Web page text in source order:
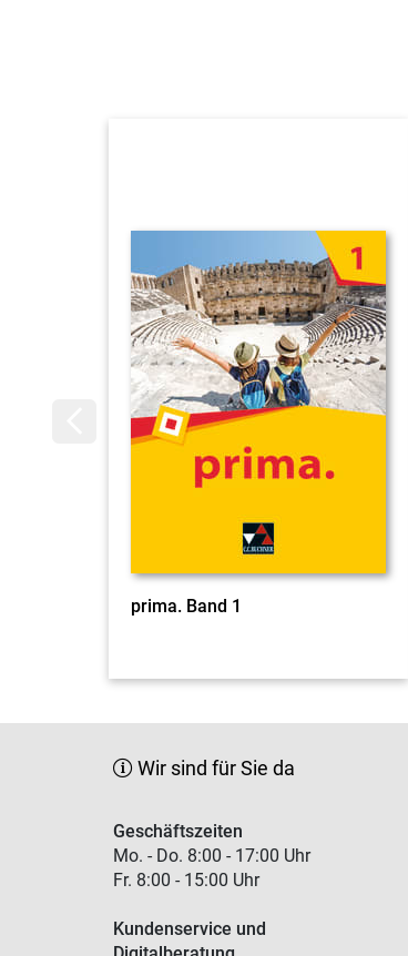
prima. Band 1
Wir sind für Sie da
Geschäftszeiten
Mo. - Do. 8:00 - 17:00 Uhr
Fr. 8:00 - 15:00 Uhr
Kundenservice und